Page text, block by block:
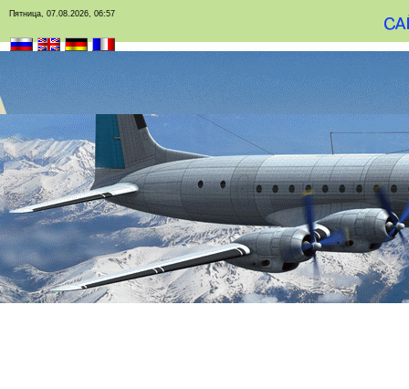
Пятница, 07.08.2026, 06:57